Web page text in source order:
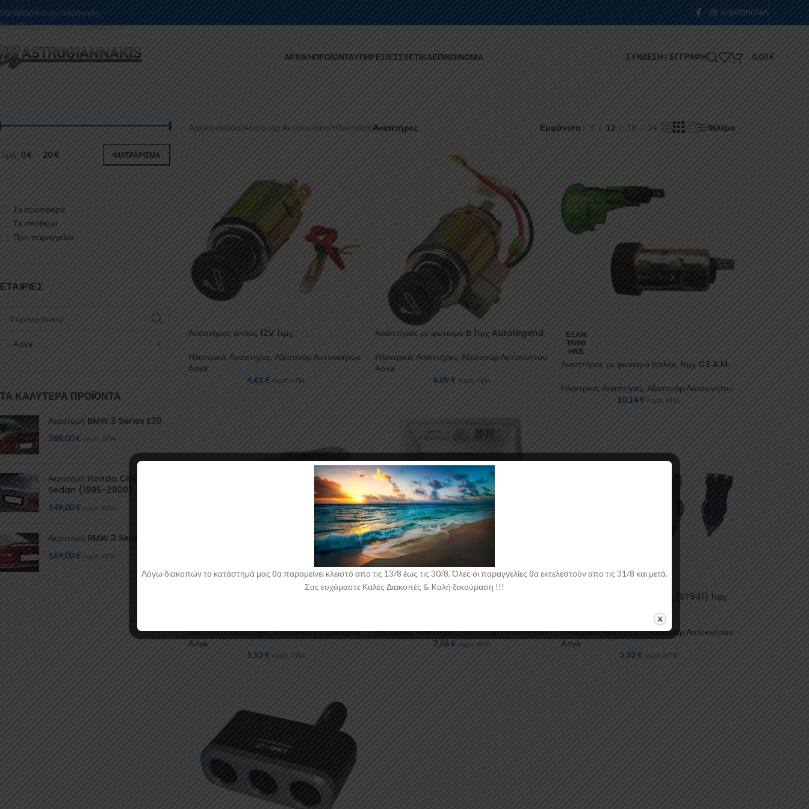
Μετάβαση στην πλοήγηση
Μετάβαση στο κύριο περιεχόμενο
ΕΠΙΚΟΙΝΩΝΊΑ
ΑΡΧΙΚΉΠΡΟΪΌΝΤΑΥΠΗΡΕΣΊΕΣΣΧΕΤΙΚΆΕΠΙΚΟΙΝΩΝΊΑ ΣΎΝΔΕΣΗ / ΕΓΓΡΑΦΉ 0,00€
ΦΙΛΤΡΆΡΙΣΜΑ
Τιμή: 0 € — 20 €
Σε προσφορά
Σε απόθεμα
Προ παραγγελία
ΕΤΑΙΡΊΕΣ
Aoya 4
ΤΑ ΚΑΛΎΤΕΡΑ ΠΡΟΪΌΝΤΑ
Αεροτομή BMW 3 Series E30
269,00€ συμπ. ΦΠΑ
Αεροτομή Honda Civic Mk6
Sedan (1995-2000)
149,00€ συμπ. ΦΠΑ
Αεροτομή BMW 3 Series E36
169,00€ συμπ. ΦΠΑ
Αρχική σελίδα/Αξεσουάρ Αυτοκινήτου/Ηλεκτρικά/Αναπτήρες Εμφάνιση 9 12 18 24 Φίλτρα
Αναπτήρας απλός 12V 1τμχ
Ηλεκτρικά, Αναπτήρες, Αξεσουάρ Αυτοκινήτου
Aoya
4,61 € συμπ. ΦΠΑ
Αναπτήρας με φωτισμό Β 1τμχ Autolegend
Ηλεκτρικά, Αναπτήρες, Αξεσουάρ Αυτοκινήτου
Aoya
6,09€ συμπ. ΦΠΑ
ΕΞΑΝ
ΤΛΉΘ
ΗΚΕ
Αναπτήρας με φωτισμό Ιταλίας 1τμχ C.E.A.M.
Ηλεκτρικά, Αναπτήρες Αξεσουάρ Αυτοκινήτου
10,14€ συμπ. ΦΠΑ
Ηλεκτρικά,Αναπτήρες,Αξεσουάρ Αυτοκινήτου
Aoya
5,53€ συμπ. ΦΠΑ
Ηλεκτρικά,Αναπτήρες,Αξεσουάρ Αυτοκινήτου
7,56€ συμπ. ΦΠΑ
Βάση Αναπτήρα με USB μονή (ST941) 1τμχ
Ηλεκτρικά,Αναπτήρες,Αξεσουάρ Αυτοκινήτου
Aoya
3,32€ συμπ. ΦΠΑ
Λόγω διακοπών το κατάστημά μας θα παραμείνει κλειστό απο τις 13/8 έως τις 30/8. Όλες οι παραγγελίες θα εκτελεστούν απο τις 31/8 και μετά.
Σας ευχόμαστε Καλές Διακοπές & Kαλή ξεκούραση !!!